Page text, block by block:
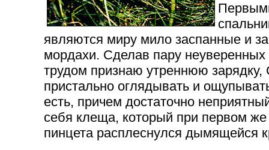
являются миру мило заспанные и
мордахи. Сделав пару неуверенных
трудом признаю утреннюю зарядку,
пристально оглядывать и
есть, причем достаточно
себя клеща, который при первом
пинцета расплеснулся дымящейся